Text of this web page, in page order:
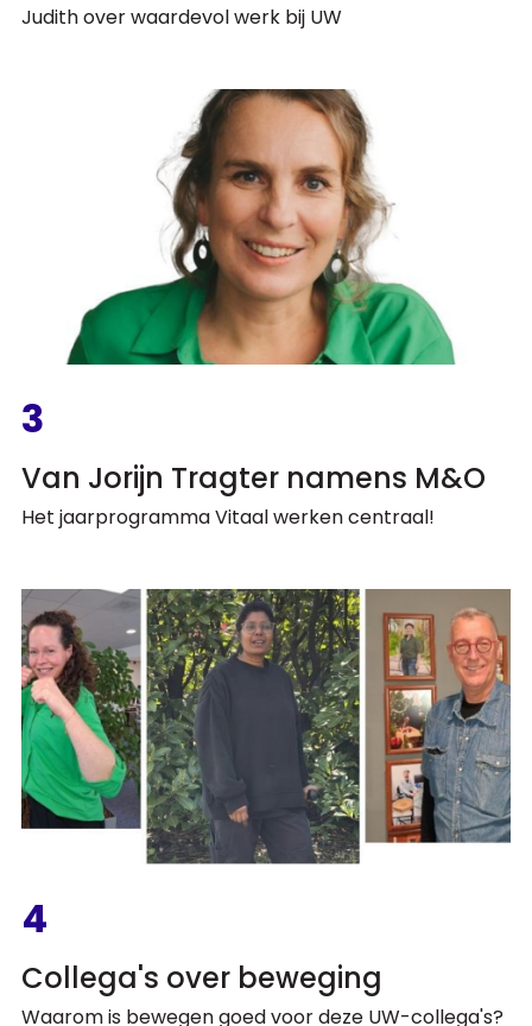
Judith over waardevol werk bij UW
3
Van Jorijn Tragter namens M&O
Het jaarprogramma Vitaal werken centraal!
4
Collega's over beweging
Waarom is bewegen goed voor deze UW-collega's?